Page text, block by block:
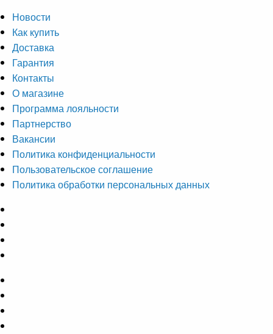
Новости
Как купить
Доставка
Гарантия
Контакты
О магазине
Программа лояльности
Партнерство
Вакансии
Политика конфиденциальности
Пользовательское соглашение
Политика обработки персональных данных